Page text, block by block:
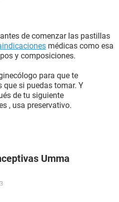
antes de comenzar las pastillas
médicas como esa
y composiciones.
para que te
que si puedas tomar. Y
de tu siguiente
, usa preservativo.
Umma